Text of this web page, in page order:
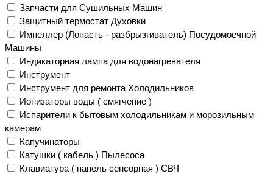
Запчасти для Сушильных Машин
Защитный термостат Духовки
Импеллер (Лопасть - разбрызгиватель) Посудомоечной
Машины
Индикаторная лампа для водонагревателя
Инструмент
Инструмент для ремонта Холодильников
Ионизаторы воды ( смягчение )
Испарители к бытовым холодильникам и морозильным
камерам
Капучинаторы
Катушки ( кабель ) Пылесоса
Клавиатура ( панель сенсорная ) СВЧ